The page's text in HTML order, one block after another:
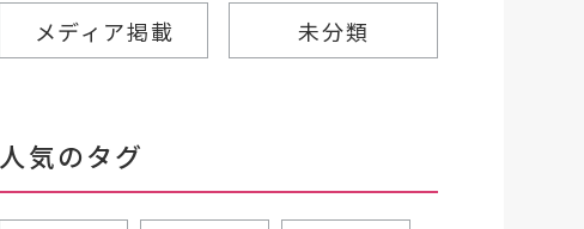
メディア掲載 未分類
人気のタグ